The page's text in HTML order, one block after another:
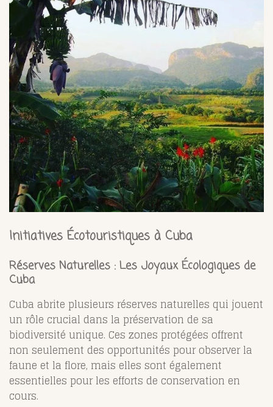
Initiatives Écotouristiques à Cuba
Réserves Naturelles : Les Joyaux Écologiques de
Cuba
Cuba abrite plusieurs réserves naturelles qui jouent
un rôle crucial dans la préservation de sa
biodiversité unique. Ces zones protégées offrent
non seulement des opportunités pour observer la
faune et la flore, mais elles sont également
essentielles pour les efforts de conservation en
cours.